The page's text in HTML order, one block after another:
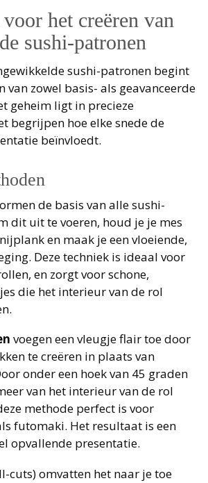
het creëren van
sushi-patronen
sushi-patronen begint
van zowel basis- als geavanceerde
geheim ligt in precieze
begrijpen hoe elke snede de
beïnvloedt.
de basis van alle sushi-
dit uit te voeren, houd je je mes
en maak je een vloeiende,
Deze techniek is ideaal voor
en zorgt voor schone,
die het interieur van de rol
voegen een vleugje flair toe door
te creëren in plaats van
onder een hoek van 45 graden
van het interieur van de rol
methode perfect is voor
futomaki. Het resultaat is een
opvallende presentatie.
cuts) omvatten het naar je toe